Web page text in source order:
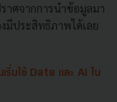
าศจากการนำข้อมูลมา
มีประสิทธิภาพได้เลย
ริ่มใช้ Data และ AI ใน